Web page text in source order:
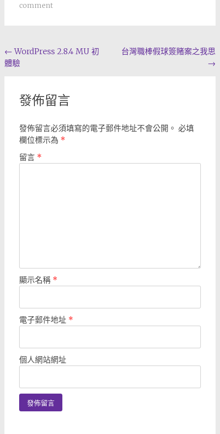
comment
Post
navigation
← WordPress 2.8.4 MU 初
體驗
台灣職棒假球簽賭案之我思
→
發佈留言
發佈留言必須填寫的電子郵件地址不會公開。 必填
欄位標示為 *
留言 *
顯示名稱 *
電子郵件地址 *
個人網站網址